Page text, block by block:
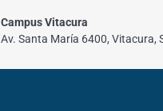
Campus Vitacura
Av. Santa María 6400, Vitacura,